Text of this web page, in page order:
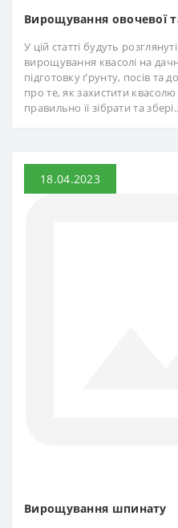
Вирощування овочевої
У цій статті будуть
вирощування квасолі на
підготовку ґрунту, посів та
про те, як захистити
правильно її зібрати та збері..
18.04.2023
Вирощування шпинату